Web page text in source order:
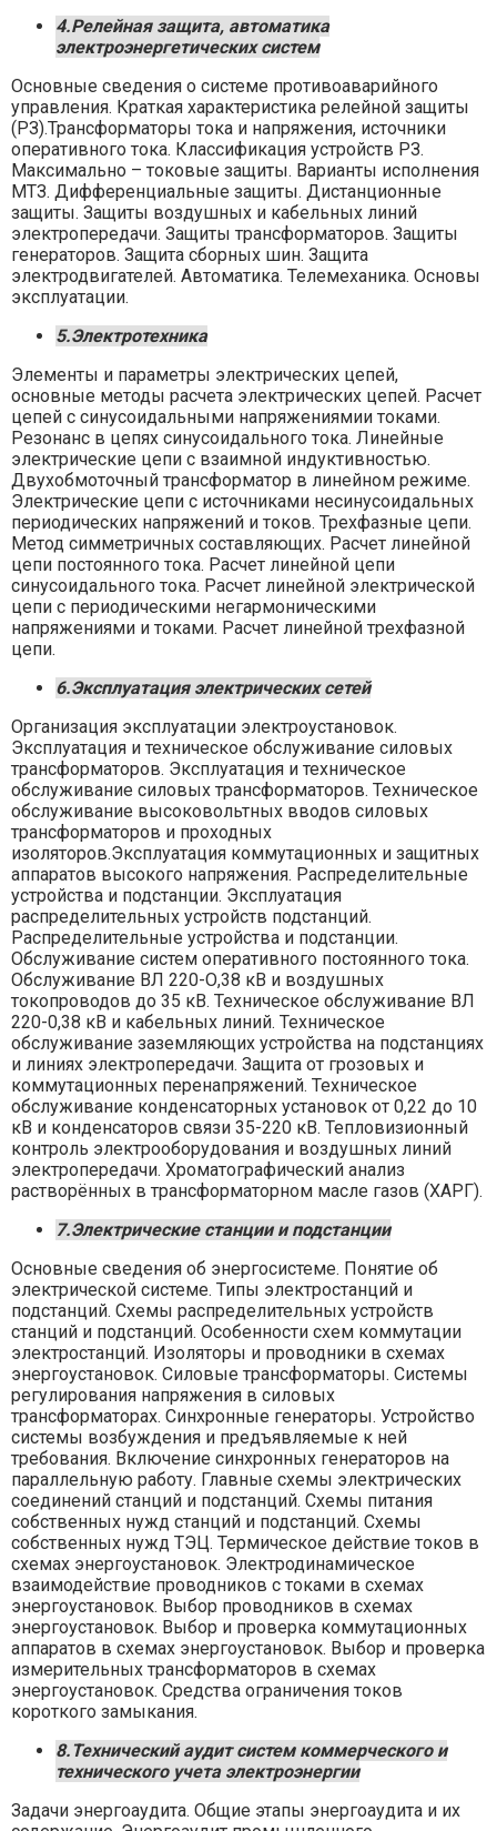
4.Релейная защита, автоматика
электроэнергетических систем
Основные сведения о системе противоаварийного
управления. Краткая характеристика релейной защиты
(РЗ).Трансформаторы тока и напряжения, источники
оперативного тока. Классификация устройств РЗ.
Максимально – токовые защиты. Варианты исполнения
МТЗ. Дифференциальные защиты. Дистанционные
защиты. Защиты воздушных и кабельных линий
электропередачи. Защиты трансформаторов. Защиты
генераторов. Защита сборных шин. Защита
электродвигателей. Автоматика. Телемеханика. Основы
эксплуатации.
5.Электротехника
Элементы и параметры электрических цепей,
основные методы расчета электрических цепей. Расчет
цепей с синусоидальными напряжениямии токами.
Резонанс в цепях синусоидального тока. Линейные
электрические цепи с взаимной индуктивностью.
Двухобмоточный трансформатор в линейном режиме.
Электрические цепи с источниками несинусоидальных
периодических напряжений и токов. Трехфазные цепи.
Метод симметричных составляющих. Расчет линейной
цепи постоянного тока. Расчет линейной цепи
синусоидального тока. Расчет линейной электрической
цепи с периодическими негармоническими
напряжениями и токами. Расчет линейной трехфазной
цепи.
6.Эксплуатация электрических сетей
Организация эксплуатации электроустановок.
Эксплуатация и техническое обслуживание силовых
трансформаторов. Эксплуатация и техническое
обслуживание силовых трансформаторов. Техническое
обслуживание высоковольтных вводов силовых
трансформаторов и проходных
изоляторов.Эксплуатация коммутационных и защитных
аппаратов высокого напряжения. Распределительные
устройства и подстанции. Эксплуатация
распределительных устройств подстанций.
Распределительные устройства и подстанции.
Обслуживание систем оперативного постоянного тока.
Обслуживание ВЛ 220-О,38 кВ и воздушных
токопроводов до 35 кВ. Техническое обслуживание ВЛ
220-0,38 кВ и кабельных линий. Техническое
обслуживание заземляющих устройства на подстанциях
и линиях электропередачи. Защита от грозовых и
коммутационных перенапряжений. Техническое
обслуживание конденсаторных установок от 0,22 до 10
кВ и конденсаторов связи 35-220 кВ. Тепловизионный
контроль электрооборудования и воздушных линий
электропередачи. Хроматографический анализ
растворённых в трансформаторном масле газов (ХАРГ).
7.Электрические станции и подстанции
Основные сведения об энергосистеме. Понятие об
электрической системе. Типы электростанций и
подстанций. Схемы распределительных устройств
станций и подстанций. Особенности схем коммутации
электростанций. Изоляторы и проводники в схемах
энергоустановок. Силовые трансформаторы. Системы
регулирования напряжения в силовых
трансформаторах. Синхронные генераторы. Устройство
системы возбуждения и предъявляемые к ней
требования. Включение синхронных генераторов на
параллельную работу. Главные схемы электрических
соединений станций и подстанций. Схемы питания
собственных нужд станций и подстанций. Схемы
собственных нужд ТЭЦ. Термическое действие токов в
схемах энергоустановок. Электродинамическое
взаимодействие проводников с токами в схемах
энергоустановок. Выбор проводников в схемах
энергоустановок. Выбор и проверка коммутационных
аппаратов в схемах энергоустановок. Выбор и проверка
измерительных трансформаторов в схемах
энергоустановок. Средства ограничения токов
короткого замыкания.
8.Технический аудит систем коммерческого и
технического учета электроэнергии
Задачи энергоаудита. Общие этапы энергоаудита и их